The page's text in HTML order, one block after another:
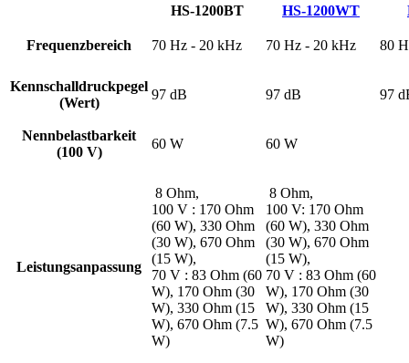
HS-1200BT
HS-1200WT
Frequenzbereich 70 Hz - 20 kHz 70 Hz - 20 kHz 80
Kennschalldruckpegel
(Wert)
97 dB 97 dB 97
Nennbelastbarkeit
(100 V)
60 W 60 W
Leistungsanpassung
8 Ohm,
100 V : 170 Ohm
(60 W), 330 Ohm
(30 W), 670 Ohm
(15 W),
70 V : 83 Ohm (60
W), 170 Ohm (30
W), 330 Ohm (15
W), 670 Ohm (7.5
W)
8 Ohm,
100 V: 170 Ohm
(60 W), 330 Ohm
(30 W), 670 Ohm
(15 W),
70 V : 83 Ohm (60
W), 170 Ohm (30
W), 330 Ohm (15
W), 670 Ohm (7.5
W)